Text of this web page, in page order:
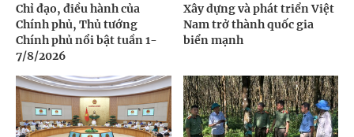
Chỉ đạo, điều hành của
Chính phủ, Thủ tướng
Chính phủ nổi bật tuần 1-
7/8/2026
Xây dựng và phát triển Việt
Nam trở thành quốc gia
biển mạnh